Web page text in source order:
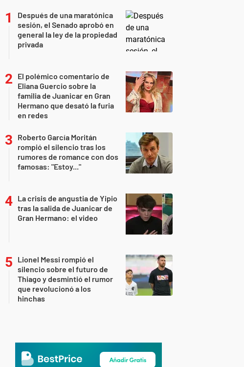
Después de una maratónica
sesión, el Senado aprobó en
general la ley de la propiedad
privada
El polémico comentario de
Eliana Guercio sobre la
familia de Juanicar en Gran
Hermano que desató la furia
en redes
Roberto García Moritán
rompió el silencio tras los
rumores de romance con dos
famosas: "Estoy..."
La crisis de angustia de Yipio
tras la salida de Juanicar de
Gran Hermano: el video
Lionel Messi rompió el
silencio sobre el futuro de
Thiago y desmintió el rumor
que revolucionó a los
hinchas